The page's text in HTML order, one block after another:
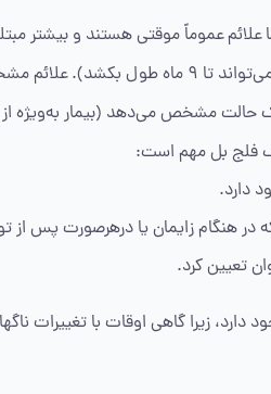
عموماً موقتی هستند و بیشتر
می‌یابند (به طور متوسط 2-3، اما می‌تواند
حالت مشخص می‌دهد (بیمار به‌ویژه
فلج بل مهم است:
دارد.
در هنگام زایمان یا درهرصورت پس از
تعیین کرد.
زیرا گاهی اوقات با تغییرات